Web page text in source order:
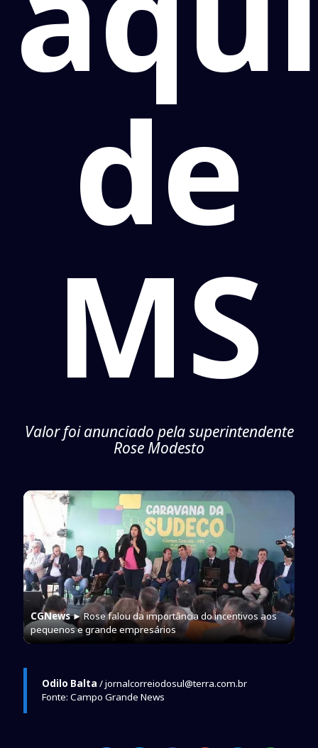
de
MS
Valor foi anunciado pela superintendente
Rose Modesto
CGNews► Rose falou da importância do incentivos aos
pequenos e grande empresários
Odilo Balta / jornalcorreiodosul@terra.com.br
Fonte: Campo Grande News